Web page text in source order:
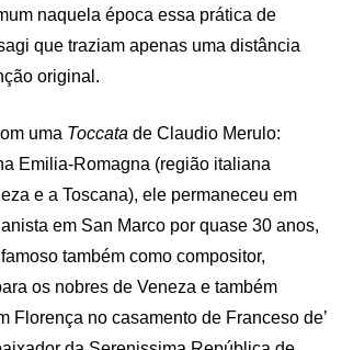
naquela época essa prática de
que traziam apenas uma distância
original.
uma Toccatade Claudio Merulo:
Emilia-Romagna (região italiana
e a Toscana), ele permaneceu em
em San Marco por quase 30 anos,
também como compositor,
os nobres de Veneza e também
Florença no casamento de Franceso de’